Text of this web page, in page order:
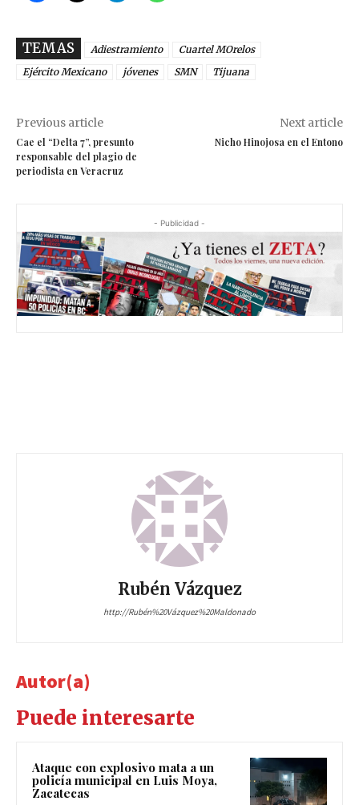
TEMAS Adiestramiento
Cuartel MOrelos
Ejército Mexicano
jóvenes SMN Tijuana
Previous article
Cae el “Delta 7”, presunto
responsable del plagio de
periodista en Veracruz
Next article
Nicho Hinojosa en el Entono
- Publicidad -
Rubén Vázquez
http://Rubén%20Vázquez%20Maldonado
Autor(a)
Puede interesarte
Ataque con explosivo mata a un
policía municipal en Luis Moya,
Zacatecas